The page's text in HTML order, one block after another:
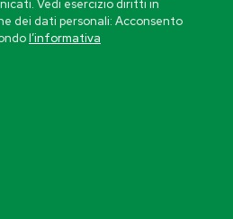
Vedi esercizio diritti in
dei dati personali: Acconsento
l’informativa